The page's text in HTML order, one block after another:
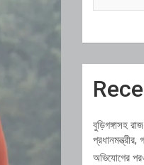
বুড়িগঙ্গাসহ
অভিযোগের